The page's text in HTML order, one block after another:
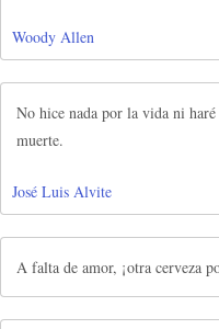
Woody Allen
No hice nada por la vida ni
muerte.
José Luis Alvite
A falta de amor, ¡otra cerveza